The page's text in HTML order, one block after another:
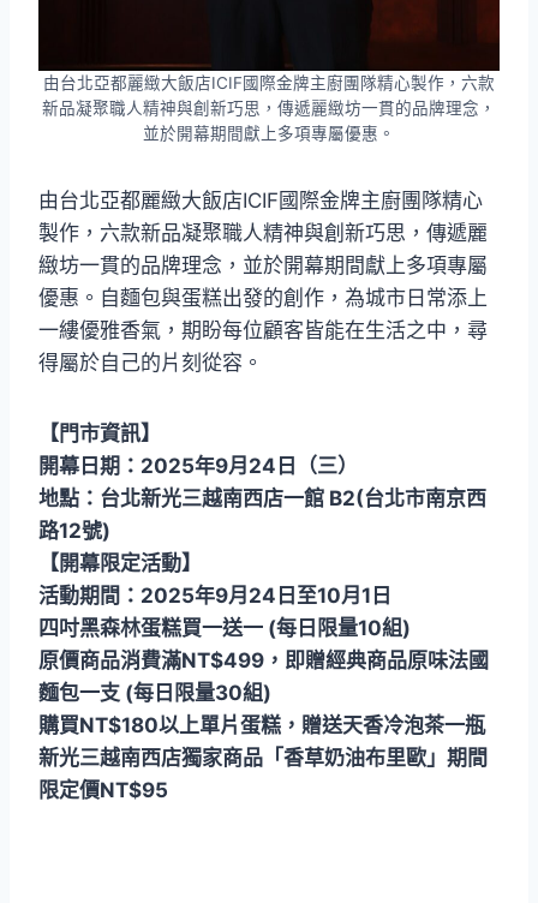
由台北亞都麗緻大飯店ICIF國際金牌主廚團隊精心製作，六款
新品凝聚職人精神與創新巧思，傳遞麗緻坊一貫的品牌理念，
並於開幕期間獻上多項專屬優惠。
由台北亞都麗緻大飯店ICIF國際金牌主廚團隊精心
製作，六款新品凝聚職人精神與創新巧思，傳遞麗
緻坊一貫的品牌理念，並於開幕期間獻上多項專屬
優惠。自麵包與蛋糕出發的創作，為城市日常添上
一縷優雅香氣，期盼每位顧客皆能在生活之中，尋
得屬於自己的片刻從容。
【門市資訊】
開幕日期：2025年9月24日（三）
地點：台北新光三越南西店一館 B2(台北市南京西
路12號)
【開幕限定活動】
活動期間：2025年9月24日至10月1日
四吋黑森林蛋糕買一送一 (每日限量10組)
原價商品消費滿NT$499，即贈經典商品原味法國
麵包一支 (每日限量30組)
購買NT$180以上單片蛋糕，贈送天香冷泡茶一瓶
新光三越南西店獨家商品「香草奶油布里歐」期間
限定價NT$95